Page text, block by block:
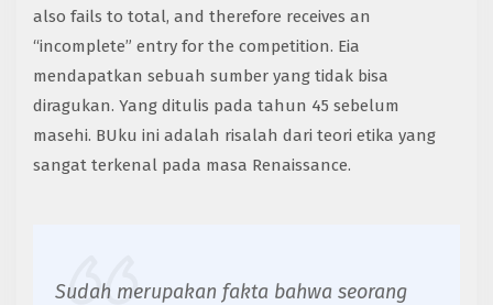
also fails to total, and therefore receives an
“incomplete” entry for the competition. Eia
mendapatkan sebuah sumber yang tidak bisa
diragukan. Yang ditulis pada tahun 45 sebelum
masehi. BUku ini adalah risalah dari teori etika yang
sangat terkenal pada masa Renaissance.
Sudah merupakan fakta bahwa seorang